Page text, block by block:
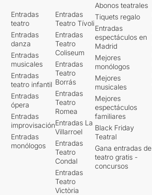
Entradas
teatro
Entradas
danza
Entradas
musicales
Entradas
teatro infantil
Entradas
ópera
Entradas
improvisación
Entradas
monólogos
Entradas
Teatro Tívoli
Entradas
Teatro
Coliseum
Entradas
Teatro
Borrás
Entradas
Teatro
Romea
Entradas La
Villarroel
Entradas
Teatro
Condal
Entradas
Teatro
Victòria
Abonos teatrales
Tiquets regalo
Entradas
espectáculos en
Madrid
Mejores
monólogos
Mejores
musicales
Mejores
espectáculos
familiares
Black Friday
Teatral
Gana entradas de
teatro gratis -
concursos